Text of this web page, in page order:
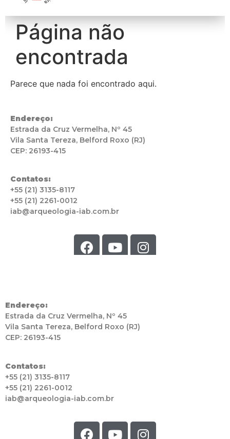
Endereço:
Estrada da Cruz Vermelha, Nº 45
Vila Santa Tereza, Belford Roxo (RJ)
CEP: 26193-415
Contatos:
+55 (21) 3135-8117
+55 (21) 2261-0012
iab@arqueologia-iab.com.br